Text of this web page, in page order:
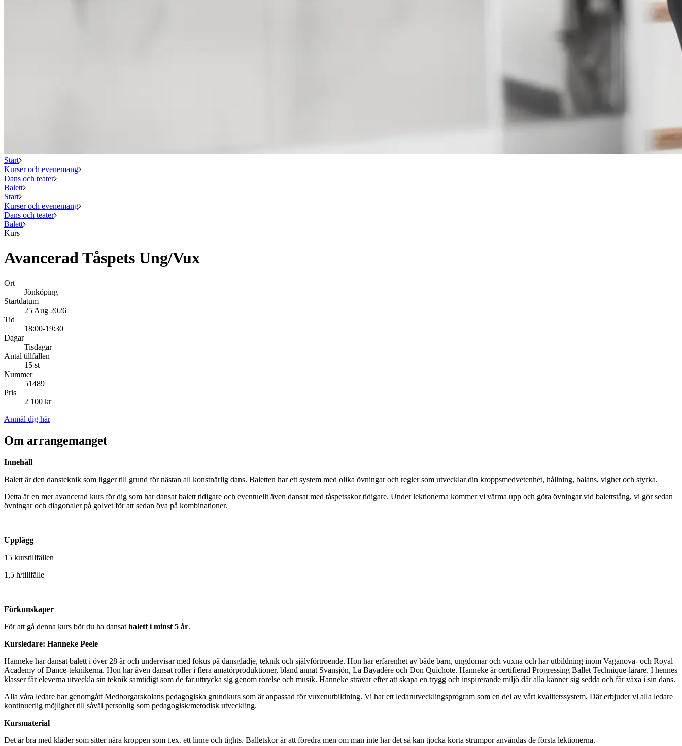
Start
Kurser och evenemang
Dans och teater
Balett
Start
Kurser och evenemang
Dans och teater
Balett
Kurs
Avancerad Tåspets Ung/Vux
Ort
Jönköping
Startdatum
25 Aug 2026
Tid
18:00-19:30
Dagar
Tisdagar
Antal tillfällen
15 st
Nummer
51489
Pris
2 100 kr
Anmäl dig här
Om arrangemanget
Innehåll
Balett är den dansteknik som ligger till grund för nästan all konstnärlig dans. Baletten har ett system med olika övningar och regler som utvecklar din kroppsmedvetenhet, hållning, balans, vighet och styrka.
Detta är en mer avancerad kurs för dig som har dansat balett tidigare och eventuellt även dansat med tåspetsskor tidigare. Under lektionerna kommer vi värma upp och göra övningar vid balettstång, vi gör sedan
övningar och diagonaler på golvet för att sedan öva på kombinationer.
Upplägg
15 kurstillfällen
1,5 h/tillfälle
Förkunskaper
För att gå denna kurs bör du ha dansat balett i minst 5 år.
Kursledare: Hanneke Peele
Hanneke har dansat balett i över 28 år och undervisar med fokus på dansglädje, teknik och självförtroende. Hon har erfarenhet av både barn, ungdomar och vuxna och har utbildning inom Vaganova- och Royal
Academy of Dance-teknikerna. Hon har även dansat roller i flera amatörproduktioner, bland annat Svansjön, La Bayadère och Don Quichote. Hanneke är certifierad Progressing Ballet Technique-lärare. I hennes
klasser får eleverna utveckla sin teknik samtidigt som de får uttrycka sig genom rörelse och musik. Hanneke strävar efter att skapa en trygg och inspirerande miljö där alla känner sig sedda och får växa i sin dans.
Alla våra ledare har genomgått Medborgarskolans pedagogiska grundkurs som är anpassad för vuxenutbildning. Vi har ett ledarutvecklingsprogram som en del av vårt kvalitetssystem. Där erbjuder vi alla ledare
kontinuerlig möjlighet till såväl personlig som pedagogisk/metodisk utveckling.
Kursmaterial
Det är bra med kläder som sitter nära kroppen som t.ex. ett linne och tights. Balletskor är att föredra men om man inte har det så kan tjocka korta strumpor användas de första lektionerna.